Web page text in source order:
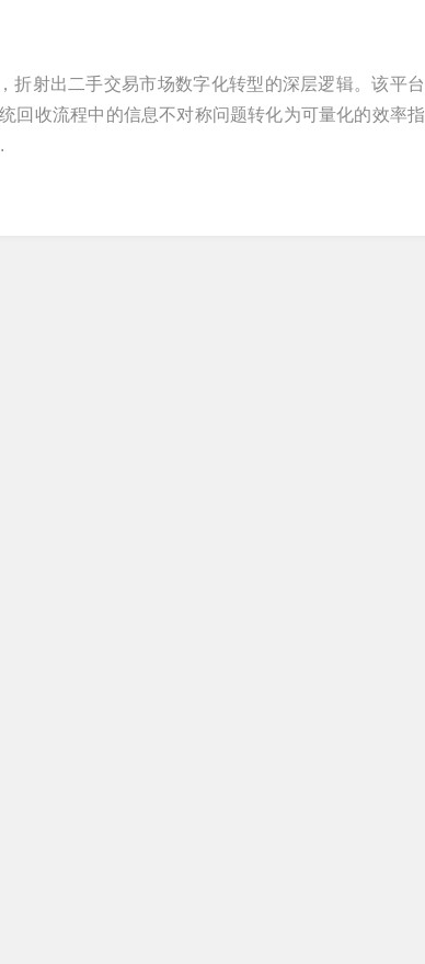
折射出二手交易市场数字化转型的深层逻辑。该平台
回收流程中的信息不对称问题转化为可量化的效率指